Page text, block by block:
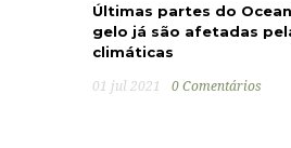
Últimas partes do
gelo já são afetadas
climáticas
01 jul 2021 0 Comentários